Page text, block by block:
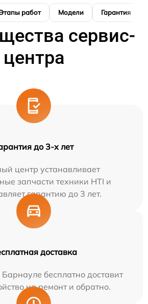
работ Модели Гарантия
сервис-
центра
до 3-х лет
центр устанавливает
запчасти техники HTI и
гарантию до 3 лет.
доставка
бесплатно доставит
на ремонт и обратно.